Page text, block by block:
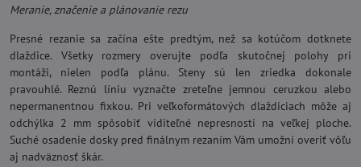
Meranie, značenie a plánovanie rezu
Presné rezanie sa začína ešte predtým, než sa kotúčom dotknete
dlaždice. Všetky rozmery overujte podľa skutočnej polohy pri
montáži, nielen podľa plánu. Steny sú len zriedka dokonale
pravouhlé. Reznú líniu vyznačte zreteľne jemnou ceruzkou alebo
nepermanentnou fixkou. Pri veľkoformátových dlaždiciach môže aj
odchýlka 2 mm spôsobiť viditeľné nepresnosti na veľkej ploche.
Suché osadenie dosky pred finálnym rezaním Vám umožní overiť vôľu
aj nadväznosť škár.